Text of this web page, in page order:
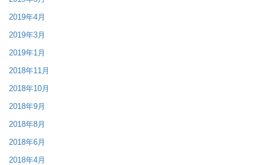
2019年4月
2019年3月
2019年1月
2018年11月
2018年10月
2018年9月
2018年8月
2018年6月
2018年4月